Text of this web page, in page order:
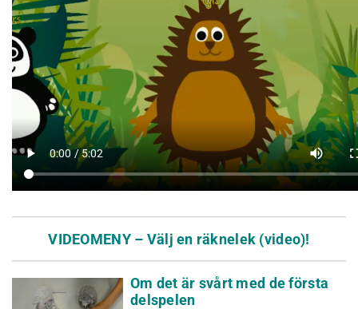
VIDEOMENY – Välj en räknelek (video)!
Om det är svårt med de första
delspelen